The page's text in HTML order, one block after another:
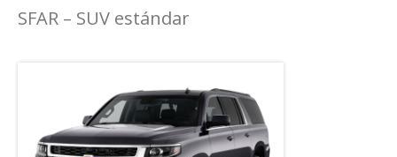
SFAR – SUV estándar